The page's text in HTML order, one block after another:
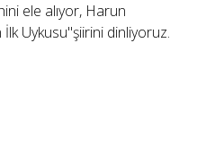
ele alıyor, Harun
Uykusu"şiirini dinliyoruz.